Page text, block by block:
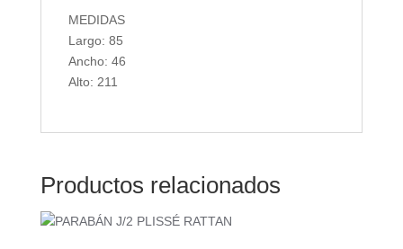
MEDIDAS
Largo: 85
Ancho: 46
Alto: 211
Productos relacionados